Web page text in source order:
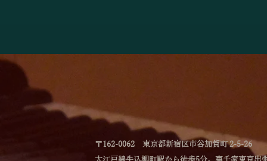
〒162-0062 東京都新宿区市谷加賀町 2-5-26